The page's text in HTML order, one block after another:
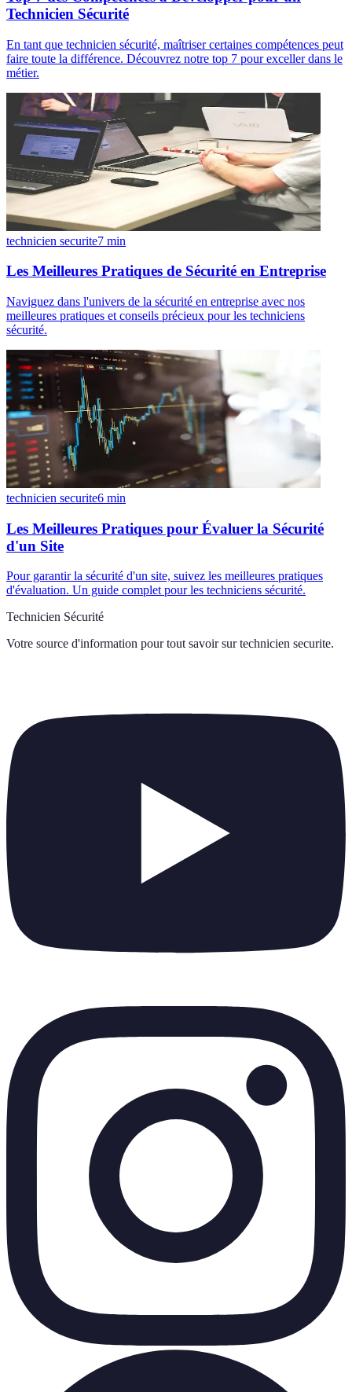
Technicien Sécurité
En tant que technicien sécurité, maîtriser certaines compétences peut
faire toute la différence. Découvrez notre top 7 pour exceller dans le
métier.
technicien securite7 min
Les Meilleures Pratiques de Sécurité en Entreprise
Naviguez dans l'univers de la sécurité en entreprise avec nos
meilleures pratiques et conseils précieux pour les techniciens
sécurité.
technicien securite6 min
Les Meilleures Pratiques pour Évaluer la Sécurité
d'un Site
Pour garantir la sécurité d'un site, suivez les meilleures pratiques
d'évaluation. Un guide complet pour les techniciens sécurité.
Technicien Sécurité
Votre source d'information pour tout savoir sur technicien securite.